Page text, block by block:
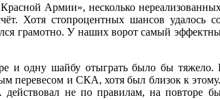
Армии», несколько
Хотя стопроцентных шансов удалось
грамотно. У наших ворот самый
и одну шайбу отыграть было бы
и СКА, хотя был близок к
не по правилам, на повторе